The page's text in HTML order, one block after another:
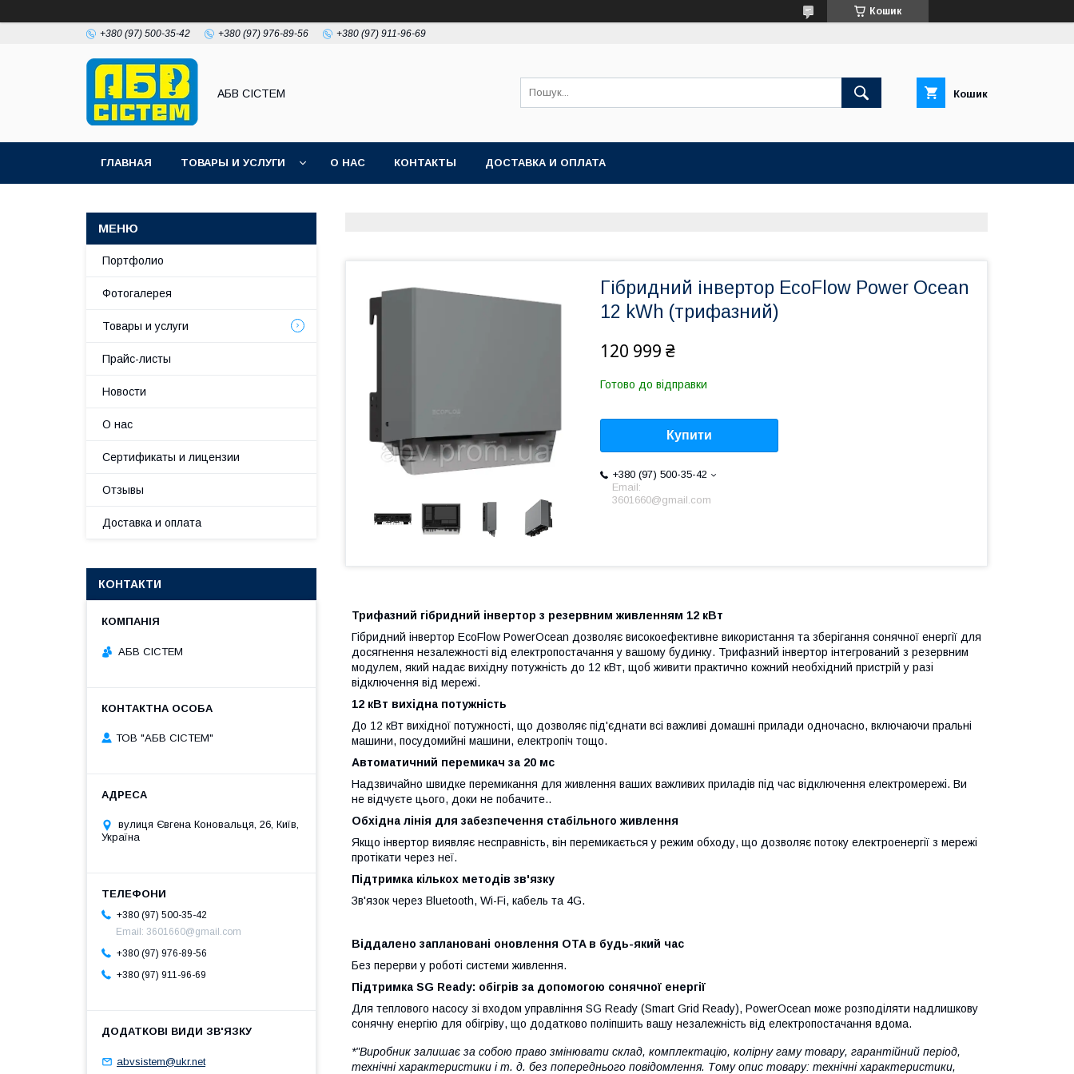
Кошик
+380 (97) 500-35-42 +380 (97) 976-89-56 +380 (97) 911-96-69
АБВ СІСТЕМ Кошик
ГЛАВНАЯ ТОВАРЫ И УСЛУГИ О НАС КОНТАКТЫ ДОСТАВКА И ОПЛАТА
Гібридний інвертор EcoFlow Power Ocean
12 kWh (трифазний)
120 999 ₴
Готово до відправки
Купити
+380 (97) 500-35-42
Email:
3601660@gmail.com
Трифазний гібридний інвертор з резервним живленням 12 кВт
Гібридний інвертор EcoFlow PowerOcean дозволяє високоефективне використання та зберігання сонячної енергії для
досягнення незалежності від електропостачання у вашому будинку. Трифазний інвертор інтегрований з резервним
модулем, який надає вихідну потужність до 12 кВт, щоб живити практично кожний необхідний пристрій у разі
відключення від мережі.
12 кВт вихідна потужність
До 12 кВт вихідної потужності, що дозволяє під'єднати всі важливі домашні прилади одночасно, включаючи пральні
машини, посудомийні машини, електропіч тощо.
Автоматичний перемикач за 20 мс
Надзвичайно швидке перемикання для живлення ваших важливих приладів під час відключення електромережі. Ви
не відчуєте цього, доки не побачите..
Обхідна лінія для забезпечення стабільного живлення
Якщо інвертор виявляє несправність, він перемикається у режим обходу, що дозволяє потоку електроенергії з мережі
протікати через неї.
Підтримка кількох методів зв'язку
Зв'язок через Bluetooth, Wi-Fi, кабель та 4G.
Віддалено заплановані оновлення OTA в будь-який час
Без перерви у роботі системи живлення.
Підтримка SG Ready: обігрів за допомогою сонячної енергії
Для теплового насосу зі входом управління SG Ready (Smart Grid Ready), PowerOcean може розподіляти надлишкову
сонячну енергію для обігріву, що додатково поліпшить вашу незалежність від електропостачання вдома.
*"Виробник залишає за собою право змінювати склад, комплектацію, колірну гаму товару, гарантійний період,
технічні характеристики і т. д. без попереднього повідомлення. Тому опис товару: технічні характеристики,
Портфолио
Фотогалерея
Товары и услуги
Прайс-листы
Новости
О нас
Сертификаты и лицензии
Отзывы
Доставка и оплата
КОНТАКТИ
АБВ СІСТЕМ
ТОВ "АБВ СІСТЕМ"
вулиця Євгена Коновальця, 26, Київ,
Україна
+380 (97) 500-35-42
Email: 3601660@gmail.com
+380 (97) 976-89-56
+380 (97) 911-96-69
abvsistem@ukr.net